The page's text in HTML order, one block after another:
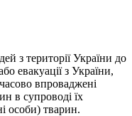
з території України до
евакуації з України,
впроваджені
в супроводі їх
особи) тварин.